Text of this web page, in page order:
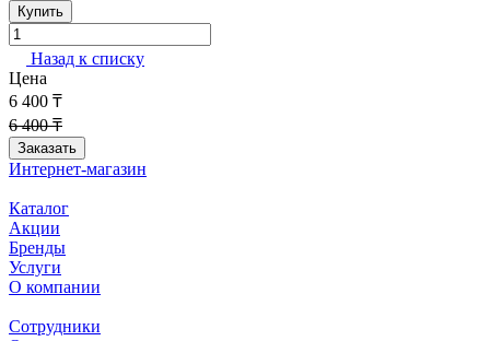
Купить
Назад к списку
Цена
6 400 ₸
6 400 ₸
Заказать
Интернет-магазин
Каталог
Акции
Бренды
Услуги
О компании
Сотрудники